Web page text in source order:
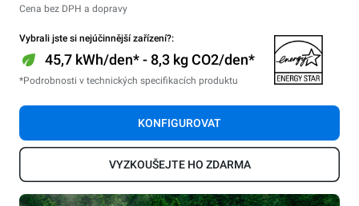
Cena bez DPH a dopravy
Vybrali jste si nejúčinnější zařízení?:
45,7 kWh/den* - 8,3 kg CO2/den*
*Podrobnosti v technických specifikacích produktu
KONFIGUROVAT
VYZKOUŠEJTE HO ZDARMA